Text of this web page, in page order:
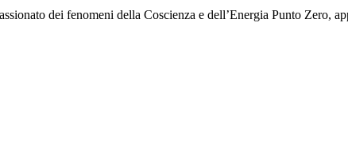
dei fenomeni della Coscienza e dell’Energia Punto Zero,